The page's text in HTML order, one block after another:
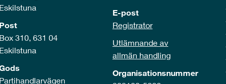
Eskilstuna
Post
Box 310, 631 04
Eskilstuna
Partihandlarvägen
E-post
Registrator
Utlämnande av
allmän handling
Organisationsnummer